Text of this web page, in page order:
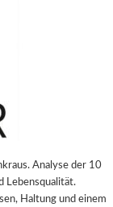
Analyse der 10
Lebensqualität.
Haltung und einem